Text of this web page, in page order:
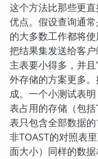
这个方法比那些更
优点。假设查询通
的大多数工作都将使
把结果集发送给客
主表要小得多，并
外存储的方案更多
成。一个小测试表
表占用的存储（包括
表只包含全部数据
非TOAST的对照表
面大小）同样的数据